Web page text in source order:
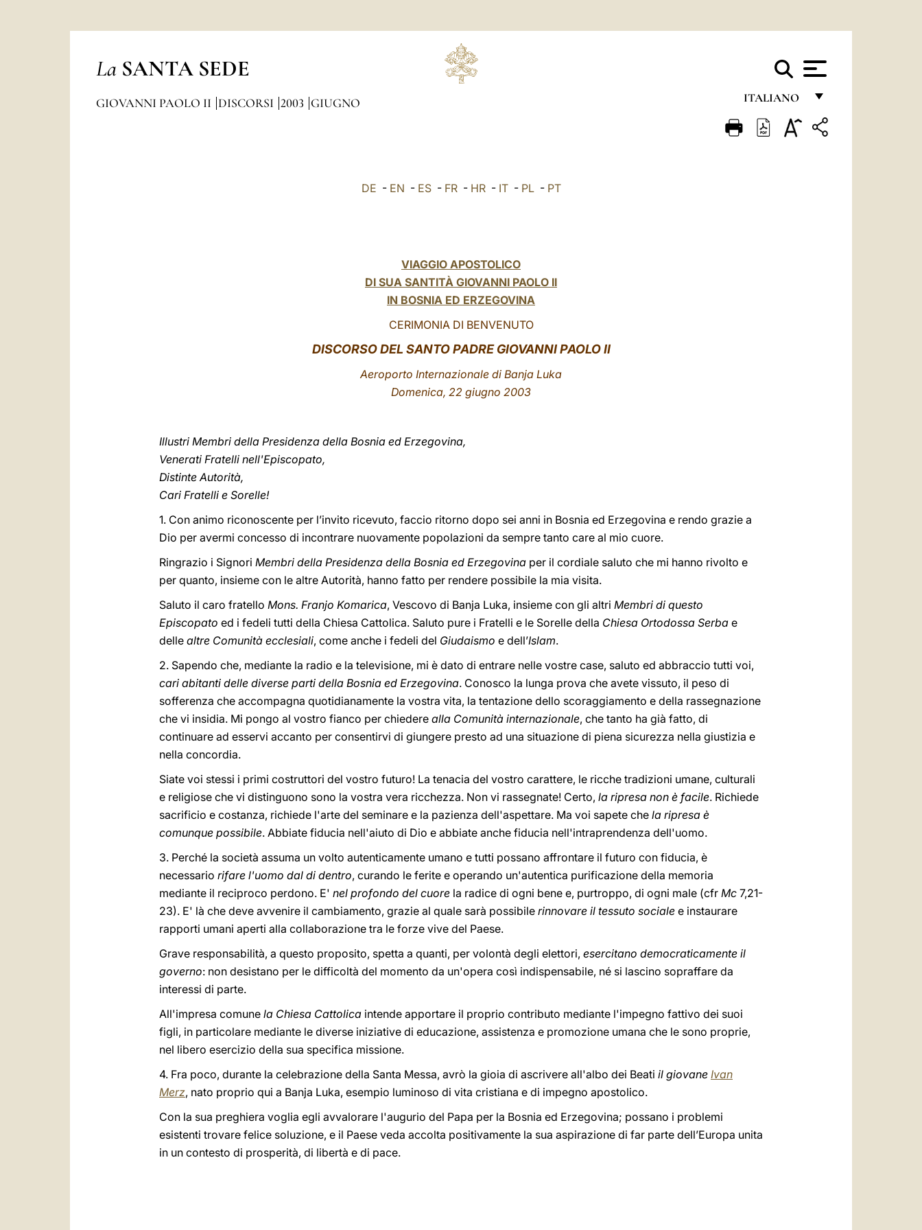
La SANTA SEDE
ITALIANO
FRANÇAIS
GIOVANNI PAOLO II DISCORSI 2003 GIUGNO
DE - EN - ES- FR- HR- IT- PL- PT
VIAGGIO APOSTOLICO
DI SUA SANTITÀ GIOVANNI PAOLO II
IN BOSNIA ED ERZEGOVINA
CERIMONIA DI BENVENUTO
DISCORSO DEL SANTO PADRE GIOVANNI PAOLO II
Aeroporto Internazionale di Banja Luka
Domenica, 22 giugno 2003
Illustri Membri della Presidenza della Bosnia ed Erzegovina,
Venerati Fratelli nell'Episcopato,
Distinte Autorità,
Cari Fratelli e Sorelle!
1. Con animo riconoscente per l’invito ricevuto, faccio ritorno dopo sei anni in Bosnia ed Erzegovina e rendo grazie a
Dio per avermi concesso di incontrare nuovamente popolazioni da sempre tanto care al mio cuore.
Ringrazio i Signori Membri della Presidenza della Bosnia ed Erzegovina per il cordiale saluto che mi hanno rivolto e
per quanto, insieme con le altre Autorità, hanno fatto per rendere possibile la mia visita.
Saluto il caro fratello Mons. Franjo Komarica, Vescovo di Banja Luka, insieme con gli altri Membri di questo
Episcopato ed i fedeli tutti della Chiesa Cattolica. Saluto pure i Fratelli e le Sorelle della Chiesa Ortodossa Serba e
delle altre Comunità ecclesiali, come anche i fedeli del Giudaismo e dell’Islam.
2. Sapendo che, mediante la radio e la televisione, mi è dato di entrare nelle vostre case, saluto ed abbraccio tutti voi,
cari abitanti delle diverse parti della Bosnia ed Erzegovina. Conosco la lunga prova che avete vissuto, il peso di
sofferenza che accompagna quotidianamente la vostra vita, la tentazione dello scoraggiamento e della rassegnazione
che vi insidia. Mi pongo al vostro fianco per chiedere alla Comunità internazionale, che tanto ha già fatto, di
continuare ad esservi accanto per consentirvi di giungere presto ad una situazione di piena sicurezza nella giustizia e
nella concordia.
Siate voi stessi i primi costruttori del vostro futuro! La tenacia del vostro carattere, le ricche tradizioni umane, culturali
e religiose che vi distinguono sono la vostra vera ricchezza. Non vi rassegnate! Certo, la ripresa non è facile. Richiede
sacrificio e costanza, richiede l'arte del seminare e la pazienza dell'aspettare. Ma voi sapete che la ripresa è
comunque possibile. Abbiate fiducia nell'aiuto di Dio e abbiate anche fiducia nell'intraprendenza dell'uomo.
3. Perché la società assuma un volto autenticamente umano e tutti possano affrontare il futuro con fiducia, è
necessario rifare l'uomo dal di dentro, curando le ferite e operando un'autentica purificazione della memoria
mediante il reciproco perdono. E' nel profondo del cuore la radice di ogni bene e, purtroppo, di ogni male (cfr Mc 7,21-
23). E' là che deve avvenire il cambiamento, grazie al quale sarà possibile rinnovare il tessuto sociale e instaurare
rapporti umani aperti alla collaborazione tra le forze vive del Paese.
Grave responsabilità, a questo proposito, spetta a quanti, per volontà degli elettori, esercitano democraticamente il
governo: non desistano per le difficoltà del momento da un'opera così indispensabile, né si lascino sopraffare da
interessi di parte.
All'impresa comune la Chiesa Cattolica intende apportare il proprio contributo mediante l'impegno fattivo dei suoi
figli, in particolare mediante le diverse iniziative di educazione, assistenza e promozione umana che le sono proprie,
nel libero esercizio della sua specifica missione.
4. Fra poco, durante la celebrazione della Santa Messa, avrò la gioia di ascrivere all'albo dei Beati il giovane Ivan
Merz, nato proprio qui a Banja Luka, esempio luminoso di vita cristiana e di impegno apostolico.
Con la sua preghiera voglia egli avvalorare l'augurio del Papa per la Bosnia ed Erzegovina; possano i problemi
esistenti trovare felice soluzione, e il Paese veda accolta positivamente la sua aspirazione di far parte dell’Europa unita
in un contesto di prosperità, di libertà e di pace.